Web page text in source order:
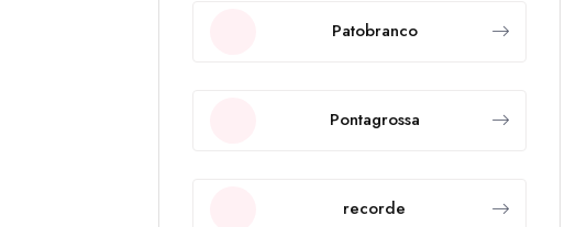
Patobranco
Pontagrossa
recorde